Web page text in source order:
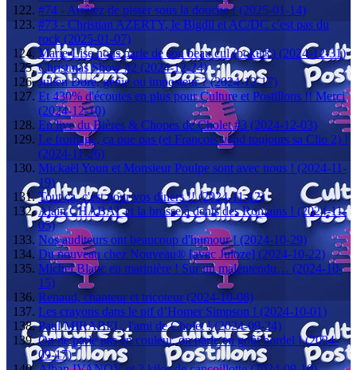
#74 - Arrêtez de pisser sous la douche ! (2025-01-14)
#73 - Christian AZERTY, le Bigdil et AC/DC c'est pas du
rock (2025-01-07)
Marie-Lise nous parle de son beau cul (boku®) (2024-12-31)
Christmas Show #2 (2024-12-24)
Julien Doré, génie ou imposteur ? (2024-12-17)
Et 430% d'écoutes en plus pour Culture et Postillons !! Merci
(2024-12-10)
En live du Bières & Chopes de Cholet #3 (2024-12-03)
Le fromage, ça pue pas (et François vend toujours sa Clio 2) !
(2024-11-26)
Mickaël Youn et Monsieur Poulpe sont avec nous ! (2024-11-
19)
Tout ça, c'est pour vos diners !! (2024-11-12)
Alain CHABAT et la brosse à dents des Romains ! (2024-11-
05)
Nos auditeurs ont beaucoup d'humour ! (2024-10-29)
Du nouveau chez Nouveau® [avec Juloze] (2024-10-22)
Michel Blanc en marinière ! Sur un malentendu… (2024-10-
15)
Renaud, chanteur et tricoteur (2024-10-08)
Les crayons dans le pif d’Homer Simpson ! (2024-10-01)
Paul MIRABEL, l'ami de Cholet ! (2024-09-24)
On ne parle pas en couleur, on parle en goût bordel ! (2024-
09-17)